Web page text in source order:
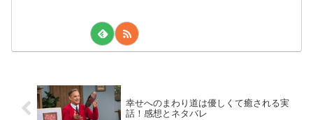
幸せへのまわり道は優しくて癒される実
話！感想とネタバレ